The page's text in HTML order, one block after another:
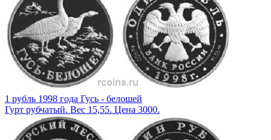
1 рубль 1998 года Гусь - белошей
Гурт рубчатый. Вес 15,55. Цена 3000.